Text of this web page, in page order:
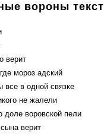
вороны текст
верит
мороз адский
все в одной связке
не жалели
воровской пели
верит